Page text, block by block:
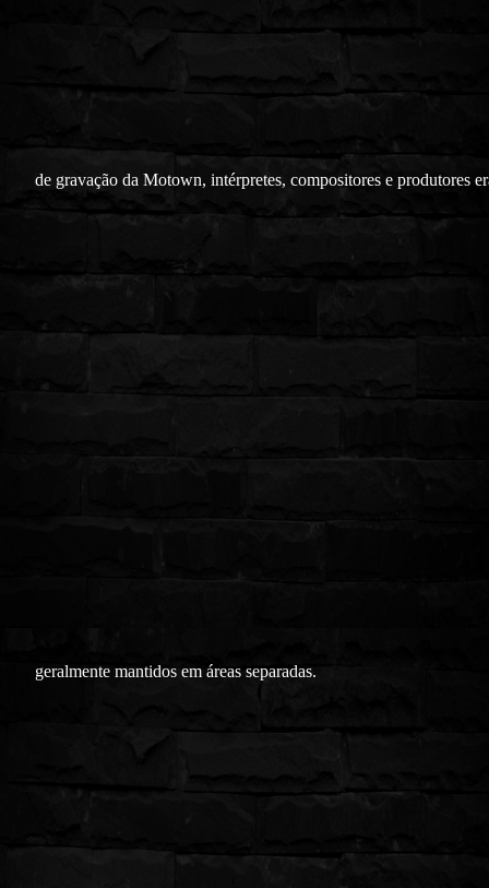
de gravação da Motown, intérpretes, compositores e produtores
geralmente mantidos em áreas separadas.